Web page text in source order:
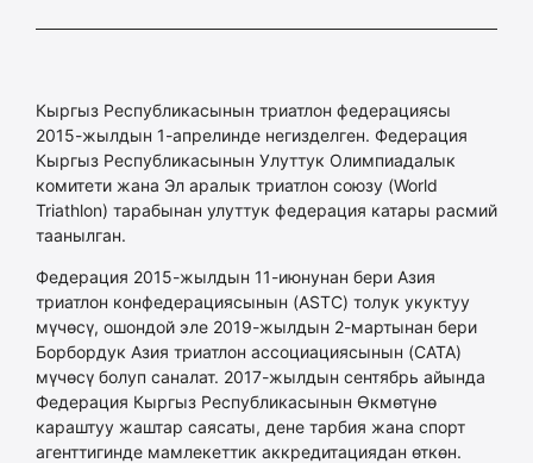
Кыргыз Республикасынын триатлон федерациясы
2015-жылдын 1-апрелинде негизделген. Федерация
Кыргыз Республикасынын Улуттук Олимпиадалык
комитети жана Эл аралык триатлон союзу (World
Triathlon) тарабынан улуттук федерация катары расмий
таанылган.
Федерация 2015-жылдын 11-июнунан бери Азия
триатлон конфедерациясынын (ASTC) толук укуктуу
мүчөсү, ошондой эле 2019-жылдын 2-мартынан бери
Борбордук Азия триатлон ассоциациясынын (CATA)
мүчөсү болуп саналат. 2017-жылдын сентябрь айында
Федерация Кыргыз Республикасынын Өкмөтүнө
караштуу жаштар саясаты, дене тарбия жана спорт
агенттигинде мамлекеттик аккредитациядан өткөн.